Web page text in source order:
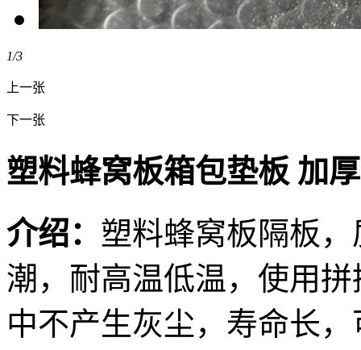
1/3
上一张
下一张
塑料蜂窝板箱包垫板 加
介绍： 塑料蜂窝板隔板
潮，耐高温低温，使用
中不产生灰尘，寿命长